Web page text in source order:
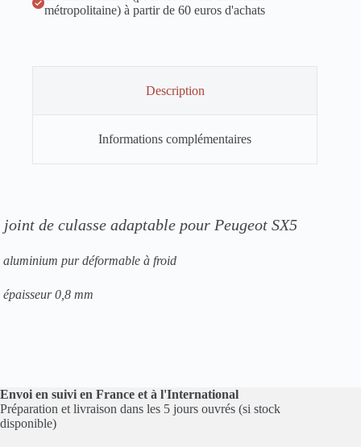
métropolitaine) à partir de 60 euros d'achats
Description
Informations complémentaires
joint de culasse adaptable pour Peugeot SX5
aluminium pur déformable à froid
épaisseur 0,8 mm
Envoi en suivi en France et à l'International
Préparation et livraison dans les 5 jours ouvrés (si stock
disponible)